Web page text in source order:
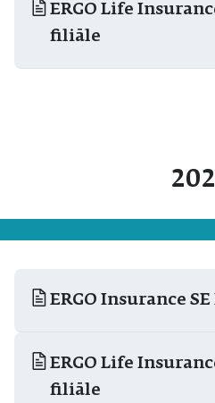
ERGO Life
filiāle
ERGO Insurance
ERGO Life
filiāle